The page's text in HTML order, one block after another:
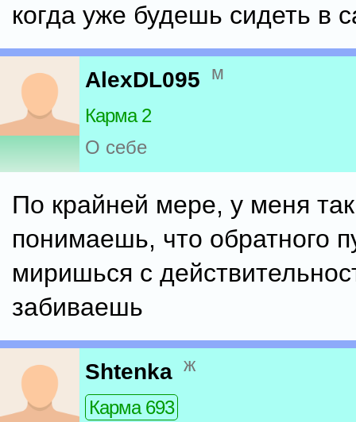
когда уже будешь сидеть в
AlexDL095 м
Карма 2
О себе
По крайней мере, у меня
понимаешь, что обратного
миришься с
забиваешь
Shtenka ж
Карма 693